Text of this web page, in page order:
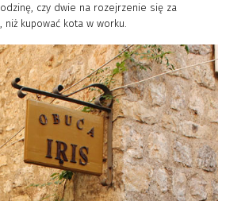
czy dwie na rozejrzenie się za
kupować kota w worku.